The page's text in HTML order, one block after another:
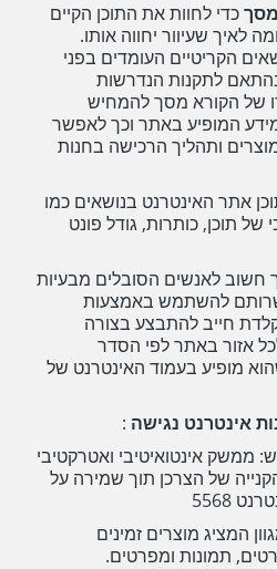
כדי לחוות את התוכן הקיים
לאיך שעיוור יחווה אותו.
הקריטיים העומדים בפני
לתקנות הנדרשות
של הקורא מסך להמחיש
המופיע באתר וכך לאפשר
ותהליך הרכישה בחנות
אתר האינטרנט בנושאים כמו
של תוכן, כותרות, גודל פונט
חשוב לאנשים הסובלים מבעיות
להשתמש באמצעות
חייב להתבצע בצורה
אזור באתר לפי הסדר
מופיע בעמוד האינטרנט של
אינטרנט נגישה :
ממשק אינטואיטיבי ואטרקטיבי
של הצרכן תוך שמירה על
5568
המציג מוצרים זמינים
תמונות ומפרטים.